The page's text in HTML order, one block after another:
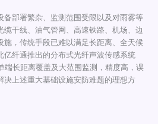
备部署繁杂、监测范围受限以及对雨雾等
干线、油气管网、高速铁路、机场、边
施，传统手段已难以满足长距离、全天候
亿纤通推出的分布式光纤声波传感系统
端长距离覆盖及大范围监测，精度高，误
决上述重大基础设施安防难题的理想方